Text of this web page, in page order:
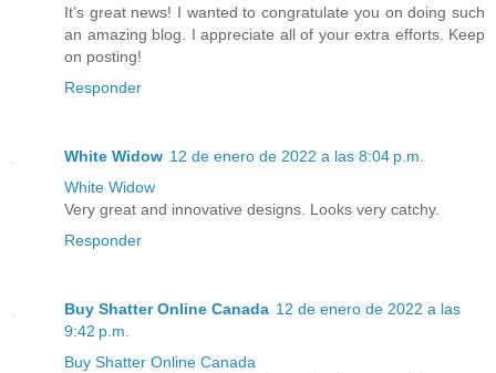
It’s great news! I wanted to congratulate you on doing such
an amazing blog. I appreciate all of your extra efforts. Keep
on posting!
Responder
White Widow 12 de enero de 2022 a las 8:04 p.m.
White Widow
Very great and innovative designs. Looks very catchy.
Responder
Buy Shatter Online Canada 12 de enero de 2022 a las
9:42 p.m.
Buy Shatter Online Canada